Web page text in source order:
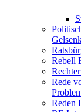
Rebell
Rede
Reden